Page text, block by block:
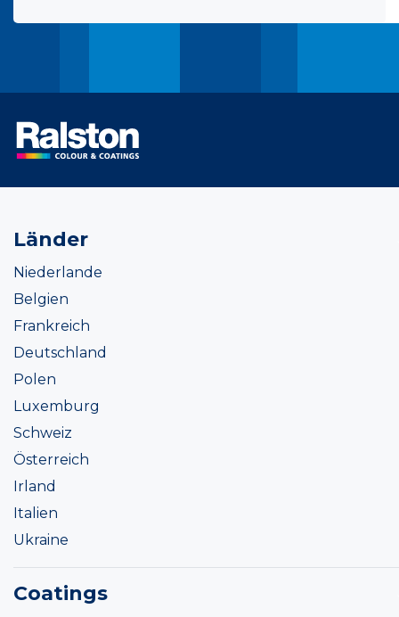
Länder
Niederlande
Belgien
Frankreich
Deutschland
Polen
Luxemburg
Schweiz
Österreich
Irland
Italien
Ukraine
Coatings